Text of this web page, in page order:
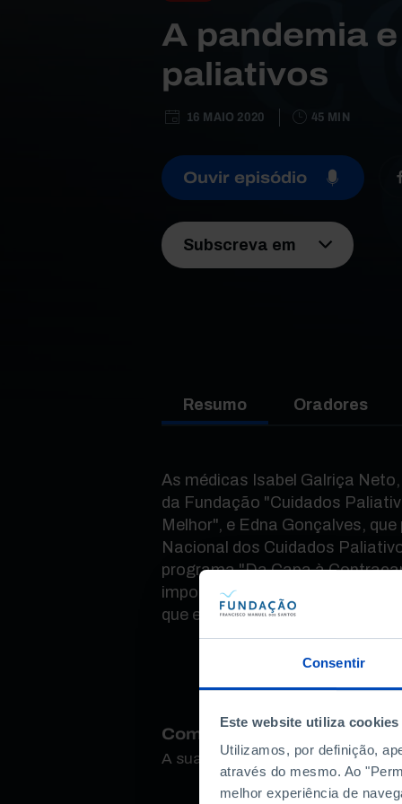
Consentir
Este website utiliza cookies
Utilizamos, por definição,
através do mesmo. Ao
melhor experiência de
A pandemia
paliativos
16 MAIO 2020 45 MIN
Ouvir episódio
Subscreva em
Resumo Oradores
As médicas Isabel Galriça
da Fundação "Cuidados
Melhor", e Edna Gonçalves,
Nacional dos Cuidados
programa "Da Capa à
importância destes cuidados de
que estão a ser dadas em
Como avalia este conteúdo?
A sua opinião é importante.